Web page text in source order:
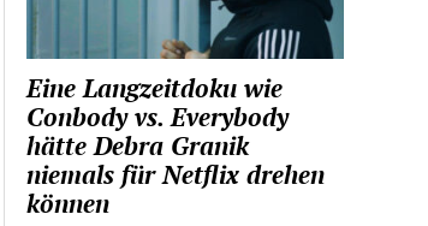
Eine Langzeitdoku wie
Conbody vs. Everybody
hätte Debra Granik
niemals für Netflix drehen
können